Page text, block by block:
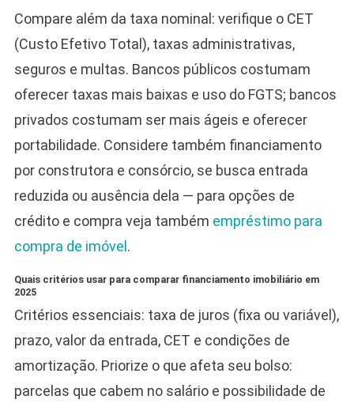
Compare além da taxa nominal: verifique o CET
(Custo Efetivo Total), taxas administrativas,
seguros e multas. Bancos públicos costumam
oferecer taxas mais baixas e uso do FGTS; bancos
privados costumam ser mais ágeis e oferecer
portabilidade. Considere também financiamento
por construtora e consórcio, se busca entrada
reduzida ou ausência dela — para opções de
crédito e compra veja também empréstimo para
compra de imóvel .
Quais critérios usar para comparar financiamento imobiliário em
2025
Critérios essenciais: taxa de juros (fixa ou variável),
prazo, valor da entrada, CET e condições de
amortização. Priorize o que afeta seu bolso:
parcelas que cabem no salário e possibilidade de